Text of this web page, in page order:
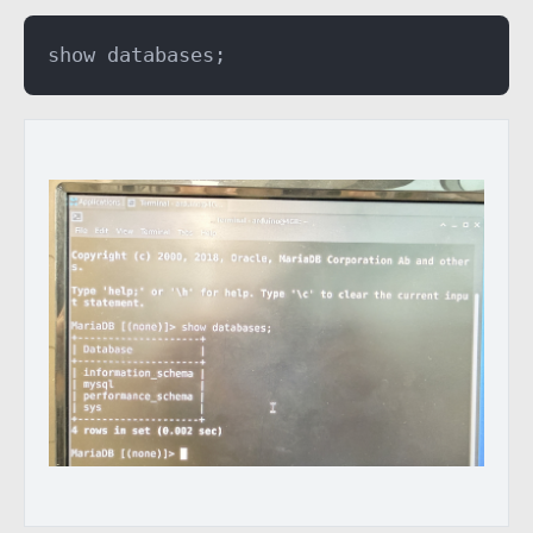
show databases;